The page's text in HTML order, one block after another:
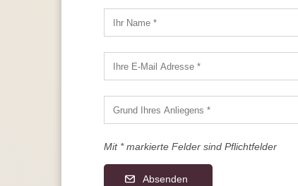
Mit * markierte Felder sind Pflichtfelder
Absenden